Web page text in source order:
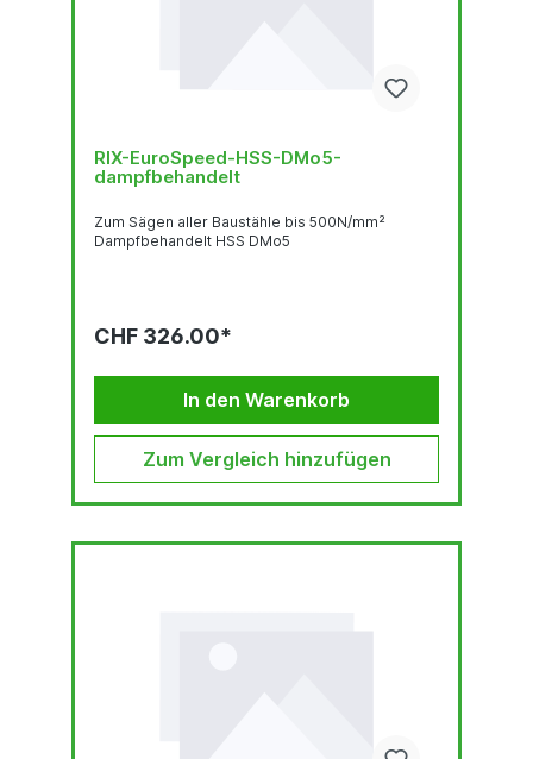
RIX-EuroSpeed-HSS-DMo5-
dampfbehandelt
Zum Sägen aller Baustähle bis 500N/mm²
Dampfbehandelt HSS DMo5
CHF 326.00*
In den Warenkorb
Zum Vergleich hinzufügen